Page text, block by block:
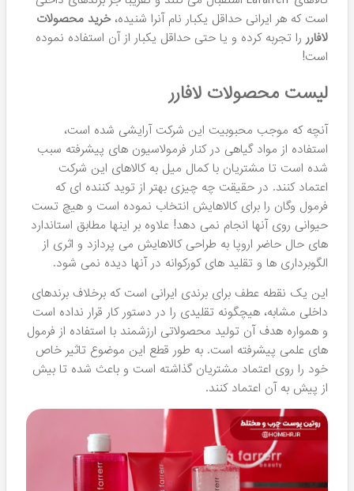
مدل
محصولات لافارر
محصولات لافارر را می توان جز بهترین و مرغوب ترین
محصولات آرایشی و بهداشتی ایرانی نام برد که با بهره گیری از
دانش روز اروپا و توان علمی متخصصین داخلی توانسته در دهه
اخیر، محبوبیت فوق العاده بالایی را درمیان مردم ایران بدست
آورد. در ادامه با هومهر معرفیبرند لافارر ، بررسی تاریخچه آن،
دلایل موفقیت این شرکت، لیست قیمت تمامی
محصولات Lafarrerr و امتیازات ویژه خرید آنها از هومهر به عنوان
کشور سازنده 🚩
ایران
تعداد کل محصولات ✅
بیش از 100 محصول موجود!
درصد تخفیف 💯
10 درصد!
پرفروش ترین محصول: 🔥
ضد آفتاب ها
جدیدترین محصول برند: 🕧
گران ترین محصول: ⚡
سرم ویتامین سی 20%
تست حیوانی ✅
ندارد
تاریخ تاسیس ✅
1388 شمسی
نوع ضمانت ✅
گارانتی تعویض کالا هومهر